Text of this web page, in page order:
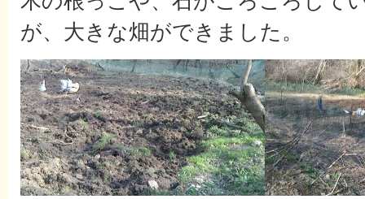
が、大きな畑ができました。